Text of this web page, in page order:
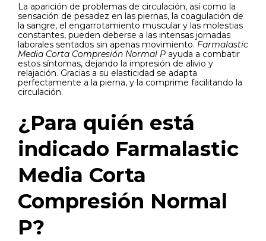
La aparición de problemas de circulación, así como la
sensación de pesadez en las piernas, la coagulación de
la sangre, el engarrotamiento muscular y las molestias
constantes, pueden deberse a las intensas jornadas
laborales sentados sin apenas movimiento. Farmalastic
Media Corta Compresión Normal P ayuda a combatir
estos síntomas, dejando la impresión de alivio y
relajación. Gracias a su elasticidad se adapta
perfectamente a la pierna, y la comprime facilitando la
circulación.
¿Para quién está
indicado Farmalastic
Media Corta
Compresión Normal
P?